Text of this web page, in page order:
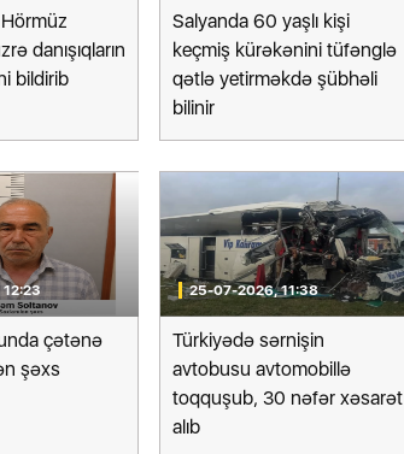
danışıqların
bildirib
Salyanda 60 yaşlı kişi
keçmiş kürəkənini tüfənglə
qətlə yetirməkdə şübhəli
bilinir
çətənə
şəxs
25-07-2026, 11:38
Türkiyədə sərnişin
avtobusu avtomobillə
toqquşub, 30 nəfər xəsarət
alıb
səfiri
Bakı və İrəvanla əlaqələrin
yenilənməsinə şərait yaradıb